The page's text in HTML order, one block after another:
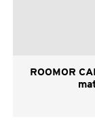
ROOMOR